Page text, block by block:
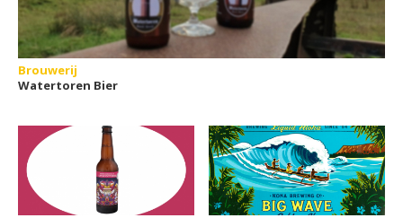
Brouwerij
Watertoren Bier